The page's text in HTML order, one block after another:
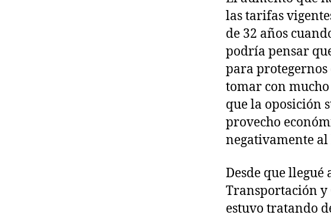
las tarifas
de 32 años
podría pensar
para protegernos
tomar con
que la oposición
provecho
negativamente
Desde que
Transportación y
estuvo tratando